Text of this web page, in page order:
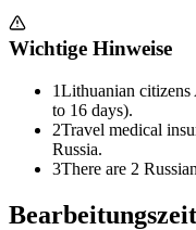
Wichtige Hinweise
1Lithuanian
to 16 days).
2Travel medical
Russia.
3There are 2